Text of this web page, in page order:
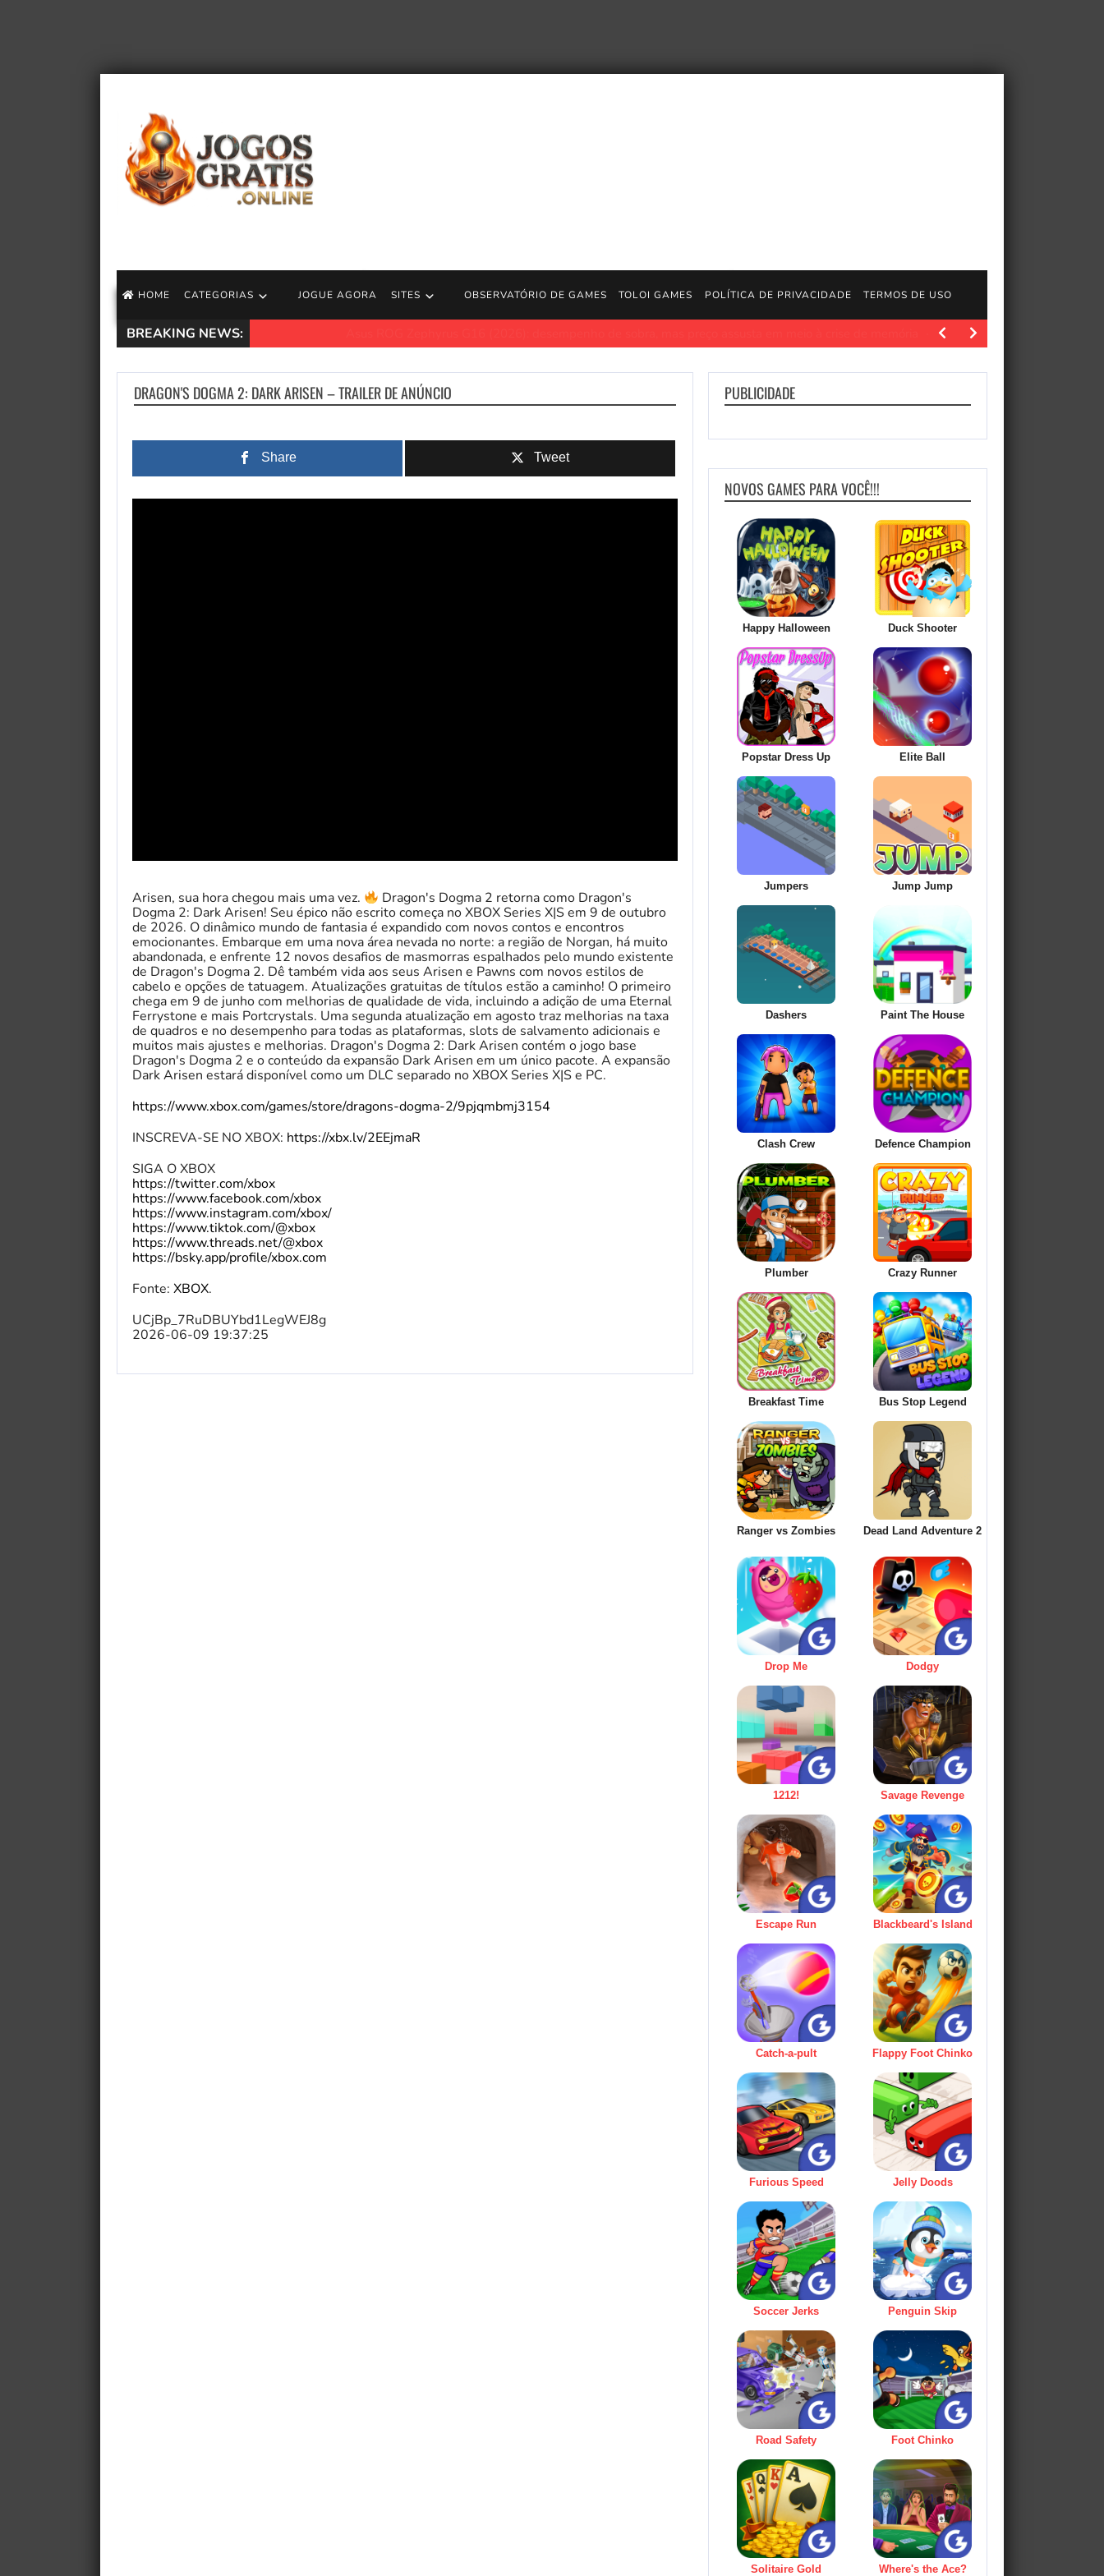
HOME CATEGORIAS JOGUE AGORA SITES OBSERVATÓRIO DE GAMES TOLOI GAMES POLÍTICA DE PRIVACIDADE TERMOS DE USO
BREAKING NEWS: JogosGratisFun. O Asus ROG Zephyrus
DRAGON'S DOGMA 2: DARK ARISEN – TRAILER DE ANÚNCIO
Share Tweet
Arisen, sua hora chegou mais uma vez.
Dragon's Dogma 2 retorna como Dragon's
Dogma 2: Dark Arisen! Seu épico não escrito começa no XBOX Series X|S em 9 de outubro
de 2026. O dinâmico mundo de fantasia é expandido com novos contos e encontros
emocionantes. Embarque em uma nova área nevada no norte: a região de Norgan, há muito
abandonada, e enfrente 12 novos desafios de masmorras espalhados pelo mundo existente
de Dragon's Dogma 2. Dê também vida aos seus Arisen e Pawns com novos estilos de
cabelo e opções de tatuagem. Atualizações gratuitas de títulos estão a caminho! O primeiro
chega em 9 de junho com melhorias de qualidade de vida, incluindo a adição de uma Eternal
Ferrystone e mais Portcrystals. Uma segunda atualização em agosto traz melhorias na taxa
de quadros e no desempenho para todas as plataformas, slots de salvamento adicionais e
muitos mais ajustes e melhorias. Dragon's Dogma 2: Dark Arisen contém o jogo base
Dragon's Dogma 2 e o conteúdo da expansão Dark Arisen em um único pacote. A expansão
Dark Arisen estará disponível como um DLC separado no XBOX Series X|S e PC.
https://www.xbox.com/games/store/dragons-dogma-2/9pjqmbmj3154
INSCREVA-SE NO XBOX: https://xbx.lv/2EEjmaR
SIGA O XBOX
https://twitter.com/xbox
https://www.facebook.com/xbox
https://www.instagram.com/xbox/
https://www.tiktok.com/@xbox
https://www.threads.net/@xbox
https://bsky.app/profile/xbox.com
Fonte: XBOX.
UCjBp_7RuDBUYbd1LegWEJ8g
2026-06-09 19:37:25
PUBLICIDADE
NOVOS GAMES PARA VOCÊ!!!
Happy Halloween Duck Shooter
Popstar Dress Up Elite Ball
Jumpers Jump Jump
Dashers Paint The House
Clash Crew Defence Champion
Plumber Crazy Runner
Breakfast Time Bus Stop Legend
Ranger vs Zombies Dead Land Adventure 2
Drop Me Dodgy
1212! Savage Revenge
Escape Run Blackbeard's Island
Catch-a-pult Flappy Foot Chinko
Furious Speed Jelly Doods
Soccer Jerks Penguin Skip
Road Safety Foot Chinko
Solitaire Gold Where's the Ace?